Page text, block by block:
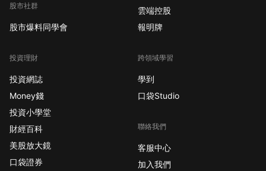
股市社群
股市爆料同學會
投資理財
投資網誌
Money錢
投資小學堂
財經百科
美股放大鏡
口袋證券
雲端控股
報明牌
跨領域學習
學到
口袋Studio
聯絡我們
客服中心
加入我們